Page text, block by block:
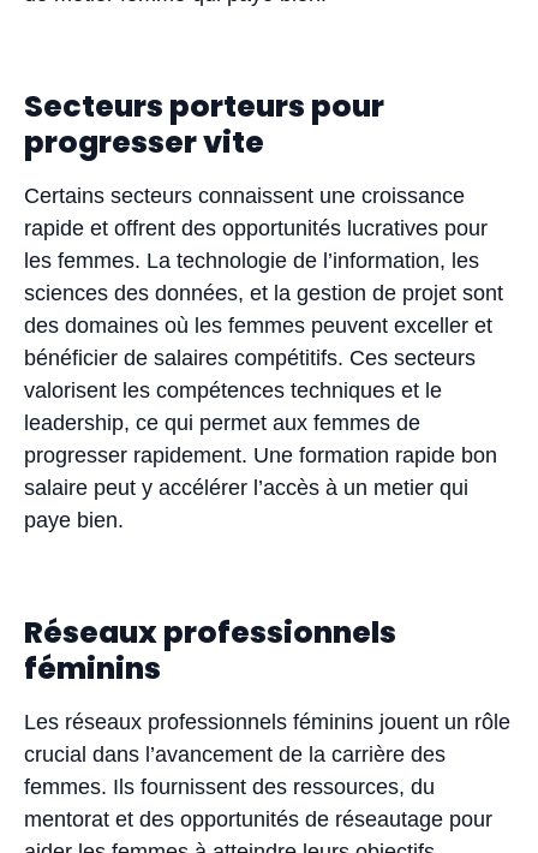
Secteurs porteurs pour
progresser vite
Certains secteurs connaissent une croissance
rapide et offrent des opportunités lucratives pour
les femmes. La technologie de l’information, les
sciences des données, et la gestion de projet sont
des domaines où les femmes peuvent exceller et
bénéficier de salaires compétitifs. Ces secteurs
valorisent les compétences techniques et le
leadership, ce qui permet aux femmes de
progresser rapidement. Une formation rapide bon
salaire peut y accélérer l’accès à un metier qui
paye bien.
Réseaux professionnels
féminins
Les réseaux professionnels féminins jouent un rôle
crucial dans l’avancement de la carrière des
femmes. Ils fournissent des ressources, du
mentorat et des opportunités de réseautage pour